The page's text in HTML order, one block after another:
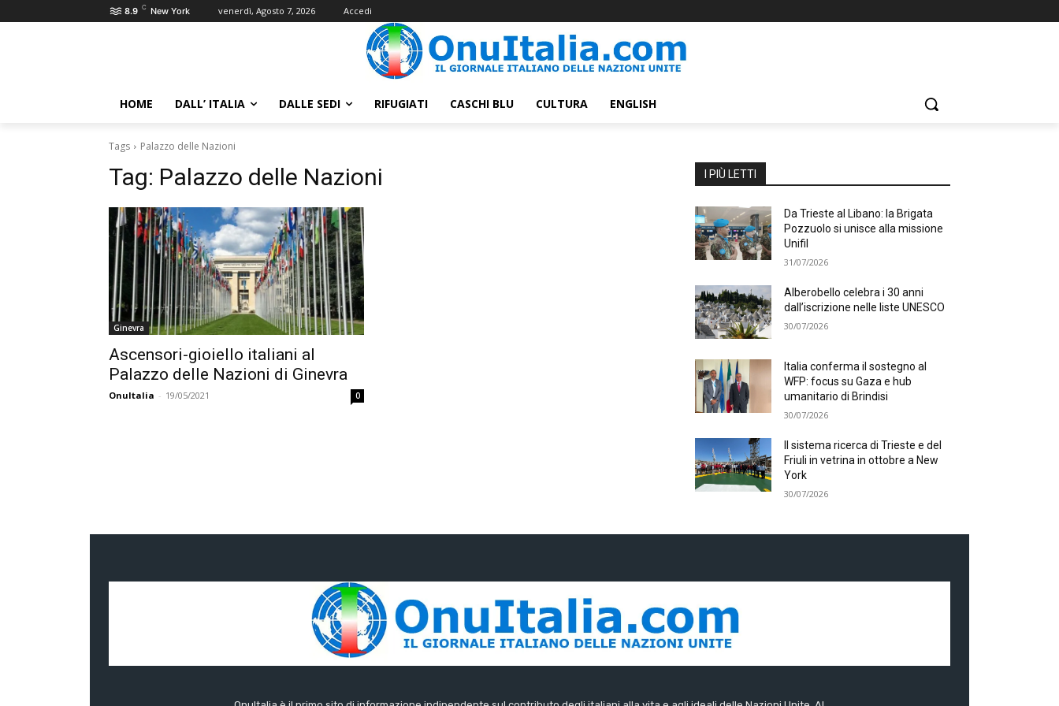
8.9 C New York venerdì, Agosto 7, 2026 Accedi
HOME DALL’ ITALIA DALLE SEDI RIFUGIATI CASCHI BLU CULTURA ENGLISH
Tags Palazzo delle Nazioni
Tag: Palazzo delle Nazioni
Ginevra
Ascensori-gioiello italiani al
Palazzo delle Nazioni di Ginevra
OnuItalia - 19/05/2021 0
I PIÙ LETTI
Da Trieste al Libano: la Brigata
Pozzuolo si unisce alla missione
Unifil
31/07/2026
Alberobello celebra i 30 anni
dall’iscrizione nelle liste UNESCO
30/07/2026
Italia conferma il sostegno al
WFP: focus su Gaza e hub
umanitario di Brindisi
30/07/2026
Il sistema ricerca di Trieste e del
Friuli in vetrina in ottobre a New
York
30/07/2026